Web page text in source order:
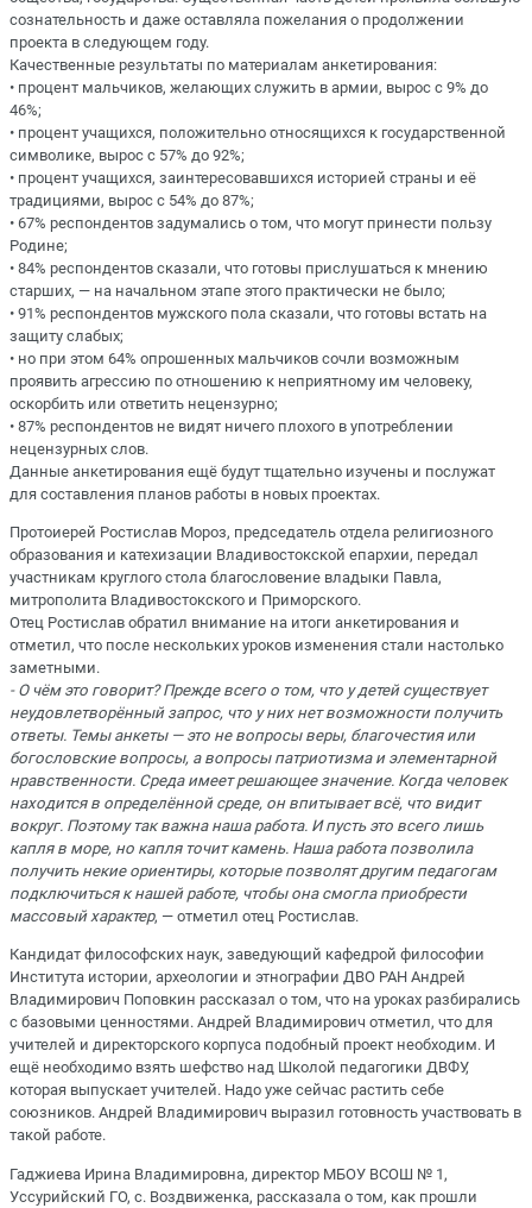
сознательность и даже оставляла пожелания о продолжении
проекта в следующем году.
Качественные результаты по материалам анкетирования:
• процент мальчиков, желающих служить в армии, вырос с 9% до
46%;
• процент учащихся, положительно относящихся к государственной
символике, вырос с 57% до 92%;
• процент учащихся, заинтересовавшихся историей страны и её
традициями, вырос с 54% до 87%;
• 67% респондентов задумались о том, что могут принести пользу
Родине;
• 84% респондентов сказали, что готовы прислушаться к мнению
старших, — на начальном этапе этого практически не было;
• 91% респондентов мужского пола сказали, что готовы встать на
защиту слабых;
• но при этом 64% опрошенных мальчиков сочли возможным
проявить агрессию по отношению к неприятному им человеку,
оскорбить или ответить нецензурно;
• 87% респондентов не видят ничего плохого в употреблении
нецензурных слов.
Данные анкетирования ещё будут тщательно изучены и послужат
для составления планов работы в новых проектах.
Протоиерей Ростислав Мороз, председатель отдела религиозного
образования и катехизации Владивостокской епархии, передал
участникам круглого стола благословение владыки Павла,
митрополита Владивостокского и Приморского.
Отец Ростислав обратил внимание на итоги анкетирования и
отметил, что после нескольких уроков изменения стали настолько
заметными.
- О чём это говорит? Прежде всего о том, что у детей существует
неудовлетворённый запрос, что у них нет возможности получить
ответы. Темы анкеты — это не вопросы веры, благочестия или
богословские вопросы, а вопросы патриотизма и элементарной
нравственности. Среда имеет решающее значение. Когда человек
находится в определённой среде, он впитывает всё, что видит
вокруг. Поэтому так важна наша работа. И пусть это всего лишь
капля в море, но капля точит камень. Наша работа позволила
получить некие ориентиры, которые позволят другим педагогам
подключиться к нашей работе, чтобы она смогла приобрести
массовый характер, — отметил отец Ростислав.
Кандидат философских наук, заведующий кафедрой философии
Института истории, археологии и этнографии ДВО РАН Андрей
Владимирович Поповкин рассказал о том, что на уроках разбирались
с базовыми ценностями. Андрей Владимирович отметил, что для
учителей и директорского корпуса подобный проект необходим. И
ещё необходимо взять шефство над Школой педагогики ДВФУ,
которая выпускает учителей. Надо уже сейчас растить себе
союзников. Андрей Владимирович выразил готовность участвовать в
такой работе.
Гаджиева Ирина Владимировна, директор МБОУ ВСОШ № 1,
Уссурийский ГО, с. Воздвиженка, рассказала о том, как прошли